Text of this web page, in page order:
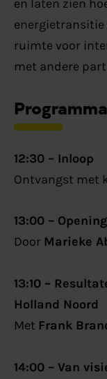
en laten zien
energietransitie
ruimte voor
met andere
Programma
12:30 – Inloop
Ontvangst met
13:00 –
Door Marieke
13:10 –
Holland Noord
Met Frank
14:00 – Van